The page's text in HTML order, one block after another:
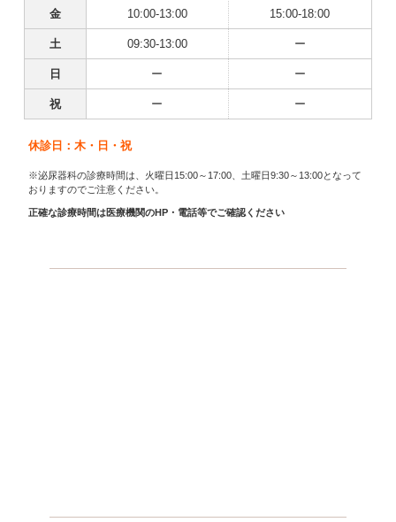
金 10:00-13:00 15:00-18:00
土 09:30-13:00 ー
日 ー ー
祝 ー ー
休診日：木・日・祝
※泌尿器科の診療時間は、火曜日15:00～17:00、土曜日9:30～13:00となって
おりますのでご注意ください。
正確な診療時間は医療機関のHP・電話等でご確認ください